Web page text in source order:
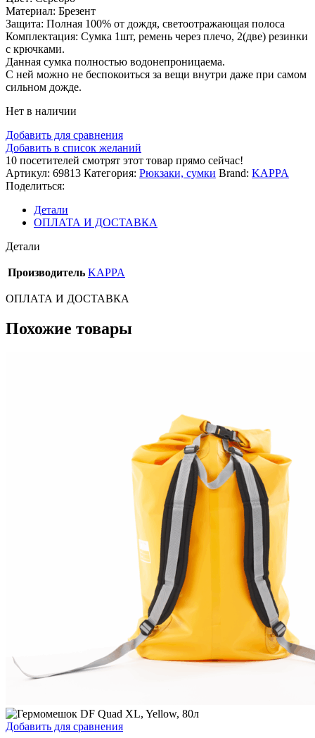
Материал: Брезент
Защита: Полная 100% от дождя, светоотражающая полоса
Комплектация: Сумка 1шт, ремень через плечо, 2(две) резинки
с крючками.
Данная сумка полностью водонепроницаема.
С ней можно не беспокоиться за вещи внутри даже при самом
сильном дожде.
Нет в наличии
Добавить для сравнения
Добавить в список желаний
10 посетителей смотрят этот товар прямо сейчас!
Артикул: 69813 Категория: Рюкзаки, сумки Brand: KAPPA
Поделиться:
Детали
ОПЛАТА И ДОСТАВКА
Детали
Производитель KAPPA
ОПЛАТА И ДОСТАВКА
Похожие товары
Добавить для сравнения